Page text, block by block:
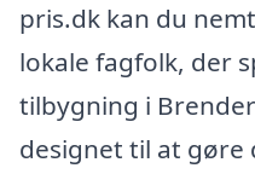
pris.dk kan du
lokale fagfolk, der
tilbygning i
designet til at gøre